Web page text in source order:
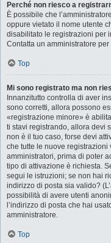
Perché non riesco a
È possibile che
oppure vietato il nome utente
disabilitato le registrazioni per
Contatta un amministratore
Top
Mi sono registrato ma non
Innanzitutto controlla di aver
sono corretti, allora possono
«registrazione minore» è
ti stavi registrando, allora devi
non è il tuo caso, forse devi
che tutte le nuove registrazioni
amministratori, prima di poter
tipo di attivazione è richiesta.
segui le istruzioni; se non hai
indirizzo di posta sia valido?
possibilità di avere utenti
l’indirizzo di posta che hai
amministratore.
Top